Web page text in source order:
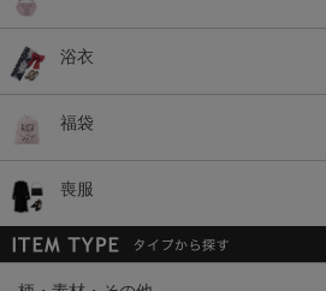
浴衣
福袋
喪服